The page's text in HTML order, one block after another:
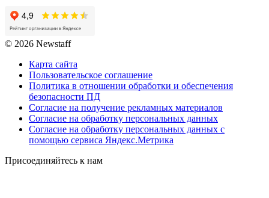
© 2026 Newstaff
Карта сайта
Пользовательское соглашение
Политика в отношении обработки и обеспечения
безопасности ПД
Согласие на получение рекламных материалов
Согласие на обработку персональных данных
Согласие на обработку персональных данных с
помощью сервиса Яндекс.Метрика
Присоединяйтесь к нам